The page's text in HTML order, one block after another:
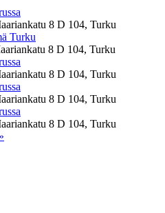
8 D 104, Turku
Turku
8 D 104, Turku
8 D 104, Turku
8 D 104, Turku
8 D 104, Turku